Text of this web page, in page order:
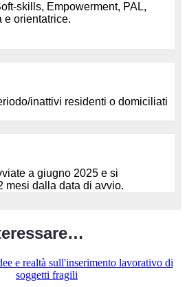
skills, Empowerment, PAL,
e orientatrice.
inattivi residenti o domiciliati
a giugno 2025 e si
mesi dalla data di avvio.